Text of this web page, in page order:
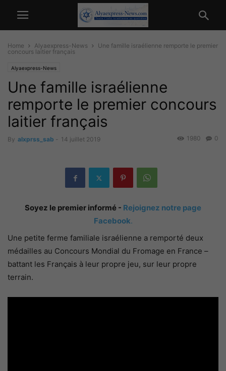
Home Alyaexpress-News
Une famille israélienne remporte le premier
concours laitier français
Alyaexpress-News
Une famille israélienne
remporte le premier concours
laitier français
By alxprss_sab - 14 juillet 2019 0
1980
Soyez le premier informé - Rejoignez notre page
Facebook.
Une petite ferme familiale israélienne a remporté deux
médailles au Concours Mondial du Fromage en France –
battant les Français à leur propre jeu, sur leur propre
terrain.